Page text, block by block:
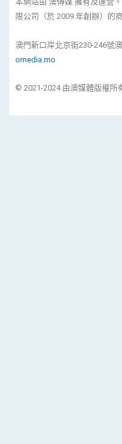
限公司（於 2009 年創辦）的
澳門新口岸北京街230-246號
omedia.mo
© 2021-2024 由澳媒體版權所